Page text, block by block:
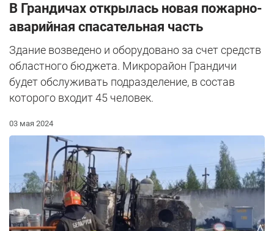
В Грандичах открылась новая пожарно-
аварийная спасательная часть
Здание возведено и оборудовано за счет средств
областного бюджета. Микрорайон Грандичи
будет обслуживать подразделение, в состав
которого входит 45 человек.
03 мая 2024